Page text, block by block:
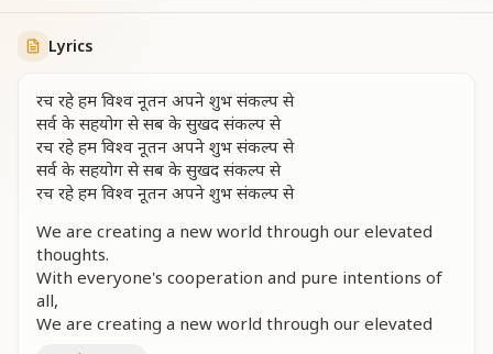
Lyrics
रच रहे हम विश्व नूतन अपने शुभ संकल्प से
सर्व के सहयोग से सब के सुखद संकल्प से
रच रहे हम विश्व नूतन अपने शुभ संकल्प से
सर्व के सहयोग से सब के सुखद संकल्प से
रच रहे हम विश्व नूतन अपने शुभ संकल्प से
We are creating a new world through our elevated
thoughts.
With everyone's cooperation and pure intentions of
all,
We are creating a new world through our elevated